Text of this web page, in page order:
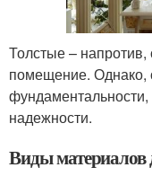
Толстые –
помещение. Однако,
надежности.
Виды материалов